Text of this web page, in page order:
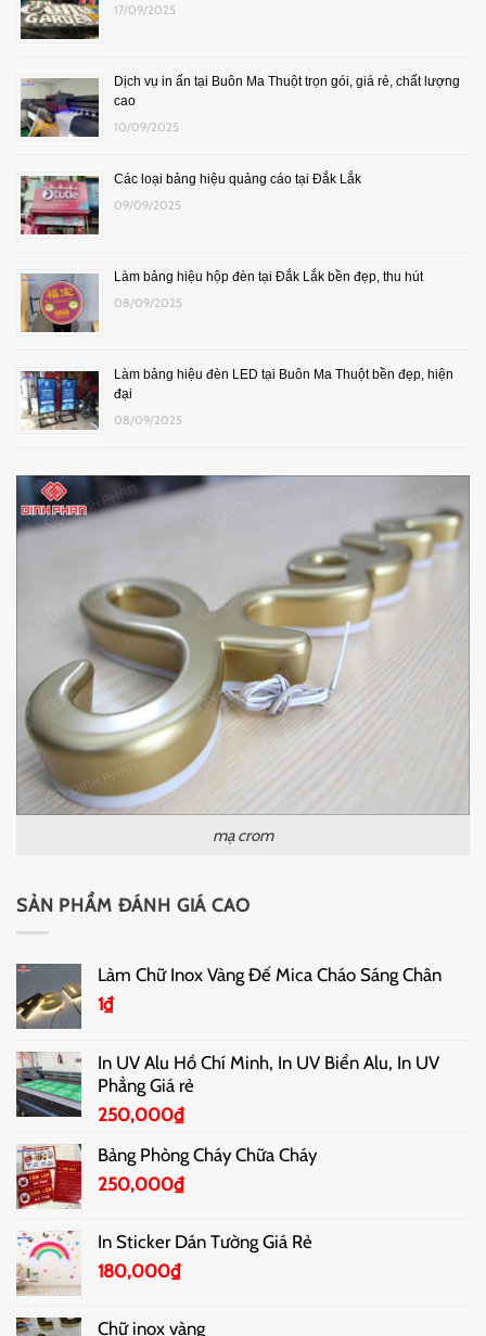
17/09/2025
Dịch vụ in ấn tại Buôn Ma Thuột trọn gói, giá rẻ, chất lượng
cao
10/09/2025
Các loại bảng hiệu quảng cáo tại Đắk Lắk
09/09/2025
Làm bảng hiệu hộp đèn tại Đắk Lắk bền đẹp, thu hút
08/09/2025
Làm bảng hiệu đèn LED tại Buôn Ma Thuột bền đẹp, hiện
đại
08/09/2025
mạ crom
SẢN PHẨM ĐÁNH GIÁ CAO
Làm Chữ Inox Vàng Đế Mica Cháo Sáng Chân
1₫
In UV Alu Hồ Chí Minh, In UV Biển Alu, In UV
Phẳng Giá rẻ
250,000₫
Bảng Phòng Cháy Chữa Cháy
250,000₫
In Sticker Dán Tường Giá Rẻ
180,000₫
Chữ inox vàng